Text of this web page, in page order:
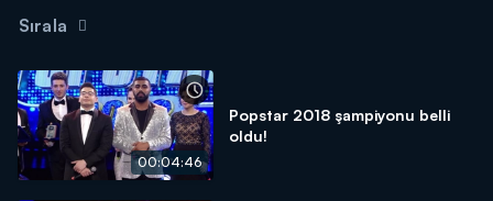
Sırala
00:04:46
Popstar 2018 şampiyonu belli
oldu!